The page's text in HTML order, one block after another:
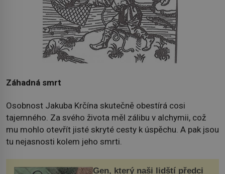
Záhadná smrt
Osobnost Jakuba Krčína skutečně obestírá cosi
tajemného. Za svého života měl zálibu v alchymii, což
mu mohlo otevřít jisté skryté cesty k úspěchu. A pak jsou
tu nejasnosti kolem jeho smrti.
Gen, který naši lidští předci